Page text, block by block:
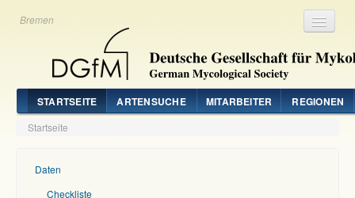
Bremen
STARTSEITE ARTENSUCHE MITARBEITER REGIONEN
Startseite
Daten
Checkliste